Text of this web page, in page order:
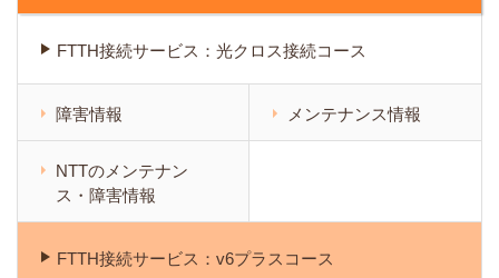
FTTH接続サービス：光クロス接続コース
障害情報 メンテナンス情報
NTTのメンテナン
ス・障害情報
FTTH接続サービス：v6プラスコース